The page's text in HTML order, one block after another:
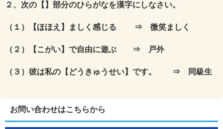
２、次の【】部分のひらがなを漢字にしなさい。
（１）【ほほえ】ましく感じる ⇒ 微笑ましく
（２）【こがい】で自由に遊ぶ ⇒ 戸外
（３）彼は私の【どうきゅうせい】です。 ⇒ 同級生
お問い合わせはこちらから